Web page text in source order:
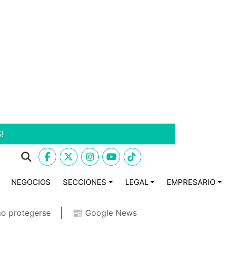
NEGOCIOS SECCIONES LEGAL EMPRESARIO
protegerse 📰 Google News